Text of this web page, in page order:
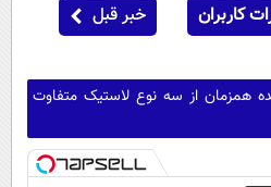
کاربران خبر قبل
همزمان از سه نوع لاستیک متفاوت